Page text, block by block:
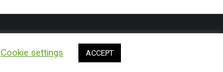
Gazeta ExLibris Rreth nesh
Cookie settings ACCEPT